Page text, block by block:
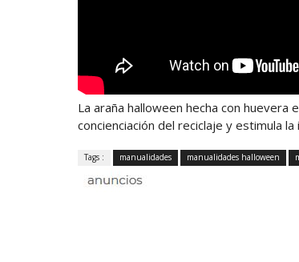
La araña halloween hecha con huevera
concienciación del reciclaje y estimula
Tags : manualidades manualidades halloween